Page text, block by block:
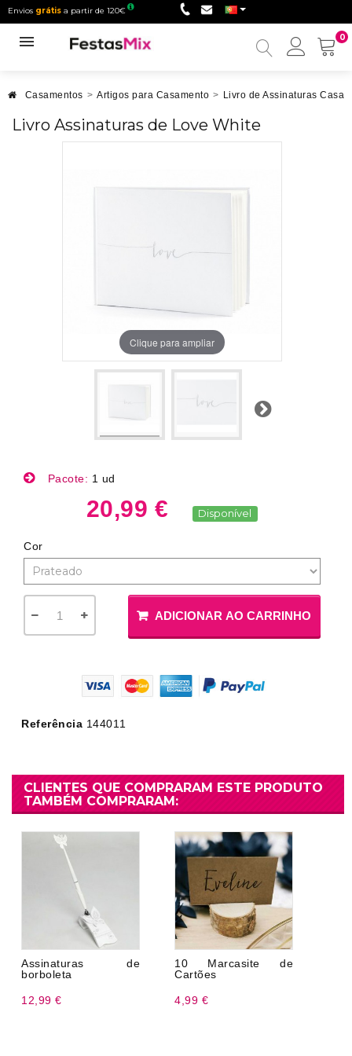
Envios grátis a partir de 120€
0
Minha
Casamentos > Artigos para Casamento > Livro de Assinaturas
Livro Assinaturas de Love White
Clique para ampliar
Próximo
Pacote: 1 ud
20,99 € Disponível
Cor
ADICIONAR AO CARRINHO
Referência 144011
CLIENTES QUE COMPRARAM ESTE PRODUTO
TAMBÉM COMPRARAM:
Assinaturas de
borboleta
12,99 €
10 Marcasite de
Cartões
4,99 €